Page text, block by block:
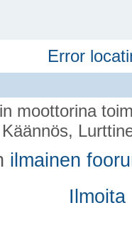
Error
moottorina
Käännös,
ilmainen